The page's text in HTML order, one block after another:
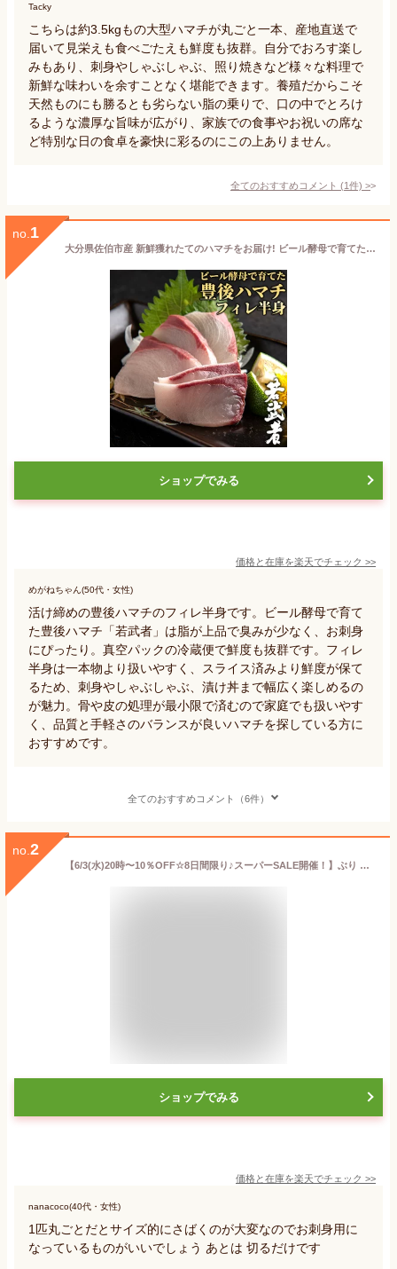
Tacky
こちらは約3.5kgもの大型ハマチが丸ごと一本、産地直送で
届いて見栄えも食べごたえも鮮度も抜群。自分でおろす楽し
みもあり、刺身やしゃぶしゃぶ、照り焼きなど様々な料理で
新鮮な味わいを余すことなく堪能できます。養殖だからこそ
天然ものにも勝るとも劣らない脂の乗りで、口の中でとろけ
るような濃厚な旨味が広がり、家族での食事やお祝いの席な
ど特別な日の食卓を豪快に彩るのにこの上ありません。
全てのおすすめコメント (1件) >
no. 1
大分県佐伯市産 新鮮獲れたてのハマチをお届け! ビール酵母で育てた豊後ハマチ「若武者」フィレ 半身分 生食用 お刺身 しゃぶしゃぶ 寿司 照り焼き 養殖 活け締め 冷蔵便 真空パック 浪井丸天水産＜日時指定必須＞【送料込】
ショップでみる
価格と在庫を楽天でチェック >>
めがねちゃん(50代・女性)
活け締めの豊後ハマチのフィレ半身です。ビール酵母で育て
た豊後ハマチ「若武者」は脂が上品で臭みが少なく、お刺身
にぴったり。真空パックの冷蔵便で鮮度も抜群です。フィレ
半身は一本物より扱いやすく、スライス済みより鮮度が保て
るため、刺身やしゃぶしゃぶ、漬け丼まで幅広く楽しめるの
が魅力。骨や皮の処理が最小限で済むので家庭でも扱いやす
く、品質と手軽さのバランスが良いハマチを探している方に
おすすめです。
全てのおすすめコメント（6件）
no. 2
【6/3(水)20時〜10％OFF☆8日間限り♪スーパーSALE開催！】ぶり 刺身 寒ブリ 鰤 はまち 刺身 冷蔵 柵 バレンタイン 母の日 敬老の日 ギフト おつまみ 海鮮 切るだけ 父の日 お中元◆＜活〆日向灘ぶり／はまち柵(さく) 約300g＞a006＃
ショップでみる
価格と在庫を楽天でチェック >>
nanacoco(40代・女性)
1匹丸ごとだとサイズ的にさばくのが大変なのでお刺身用に
なっているものがいいでしょう あとは 切るだけです